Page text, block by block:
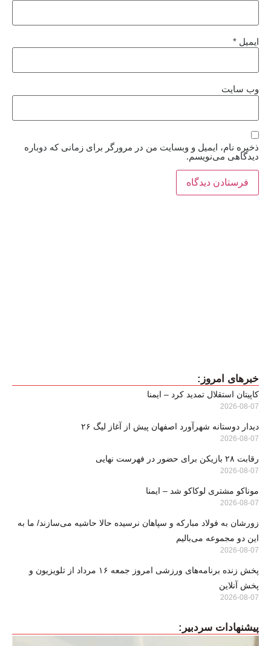
ایمیل *
وب‌ سایت
ذخیره نام، ایمیل و وبسایت من در مرورگر برای زمانی که دوباره
دیدگاهی می‌نویسم.
خبرهای امروز:
کاپیتان استقلال تمدید کرد – ایمنا
2026-08-07
دیدار دوستانه شهرآورد اصفهان پیش از آغاز لیگ ۲۶
2026-08-07
رقابت ۲۸ بازیکن برای حضور در فهرست نهایی
2026-08-07
موناکو مشتری لوکاکو شد – ایمنا
2026-08-07
زورشان به فولاد مبارکه و سپاهان نرسیده حالا حاشیه می‌سازند/ ما به
این دو مجموعه می‌بالیم
2026-08-07
پخش زنده برنامه‌های ورزشی امروز جمعه ۱۶ مرداد از تلویزیون و
پخش آنلاین
2026-08-07
پیشنهادات سردبیر: